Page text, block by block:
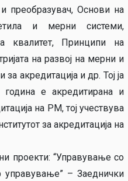
преобразувач, Основи на
и мерни системи,
квалитет, Принципи на
на развој на мерни и
акредитација и др. Тој ја
година е акредитирана и
на РМ, тој учествува
за акредитација на
проекти: “Управување со
управување” – Заеднички